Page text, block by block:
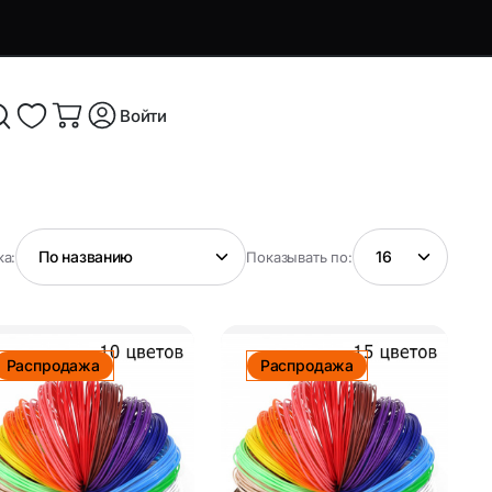
и
Аксессуары и устройства для
смартфонов
гаджетов
Беспроводные ЗУ
Кабели, переходники и ТВ-
компоненты
Войти
Показывать по:
Распродажа Распродажа